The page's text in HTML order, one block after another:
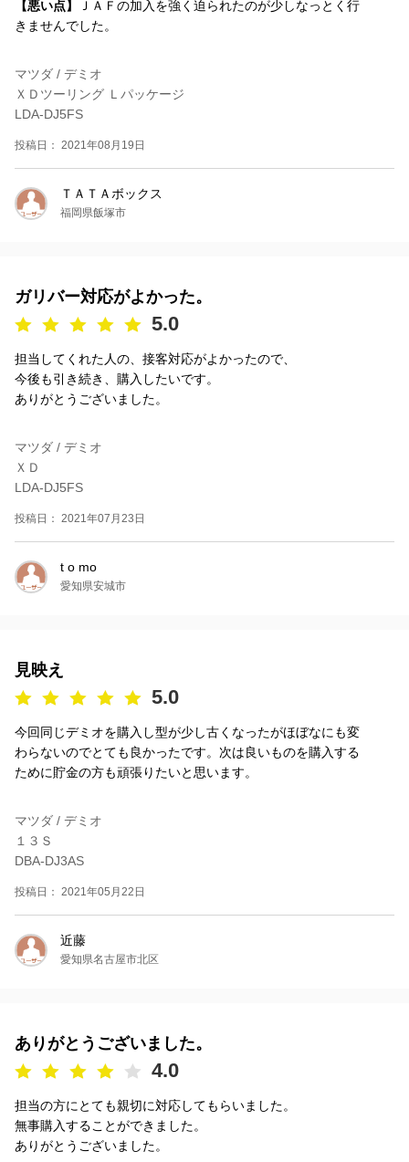
【悪い点】
ＪＡＦの加入を強く迫られたのが少しなっとく行
きませんでした。
マツダ / デミオ
ＸＤツーリング Ｌパッケージ
LDA-DJ5FS
投稿日： 2021年08月19日
ＴＡＴＡボックス
福岡県飯塚市
ガリバー対応がよかった。
5.0
担当してくれた人の、接客対応がよかったので、
今後も引き続き、購入したいです。
ありがとうございました。
マツダ / デミオ
ＸＤ
LDA-DJ5FS
投稿日： 2021年07月23日
t o mo
愛知県安城市
見映え
5.0
今回同じデミオを購入し型が少し古くなったがほぼなにも変
わらないのでとても良かったです。次は良いものを購入する
ために貯金の方も頑張りたいと思います。
マツダ / デミオ
１３Ｓ
DBA-DJ3AS
投稿日： 2021年05月22日
近藤
愛知県名古屋市北区
ありがとうございました。
4.0
担当の方にとても親切に対応してもらいました。
無事購入することができました。
ありがとうございました。